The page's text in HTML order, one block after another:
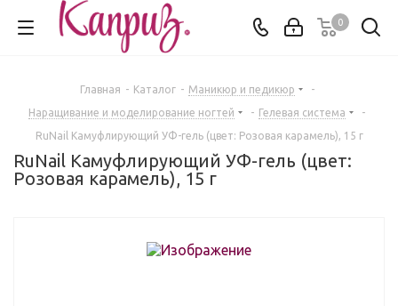
0
Главная - Каталог - Маникюр и педикюр
-
Наращивание и моделирование ногтей
- Гелевая система
-
RuNail Камуфлирующий УФ-гель (цвет: Розовая карамель), 15 г
RuNail Камуфлирующий УФ-гель (цвет:
Розовая карамель), 15 г